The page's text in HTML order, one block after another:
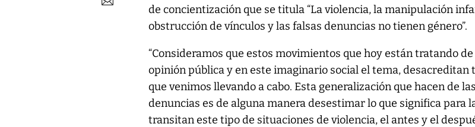
de concientización que se titula “La violencia, la manipulación
obstrucción de vínculos y las falsas denuncias no tienen género”.
“Consideramos que estos movimientos que hoy están tratando
opinión pública y en este imaginario social el tema, desacreditan
que venimos llevando a cabo. Esta generalización que hacen de
denuncias es de alguna manera desestimar lo que significa para
transitan este tipo de situaciones de violencia, el antes y el